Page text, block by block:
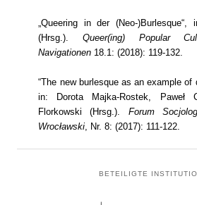
„Queering in der (Neo-)Burlesque“,
(Hrsg.). Queer(ing) Popular
Navigationen 18.1: (2018): 119-132.
“The new burlesque as an example of
in: Dorota Majka-Rostek, Paweł
Florkowski (Hrsg.). Forum
Wrocławski, Nr. 8: (2017): 111-122.
BETEILIGTE